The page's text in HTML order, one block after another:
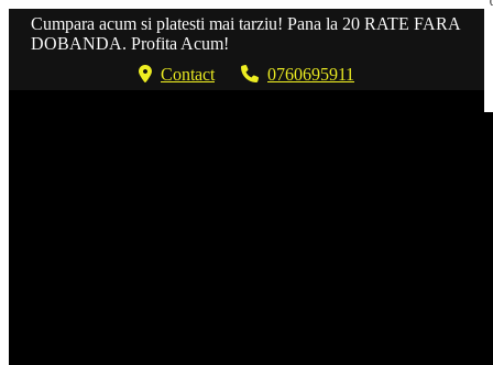
Cumpara acum si platesti mai tarziu! Pana la 20 RATE FARA
DOBANDA. Profita Acum!
Contact
0760695911